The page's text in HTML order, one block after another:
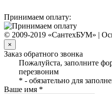
Принимаем оплату:
© 2009-2019 «СантехБУМ» |
×
Заказ обратного звонка
Пожалуйста, заполните
перезвоним
* - обязательно для
Ваше имя *